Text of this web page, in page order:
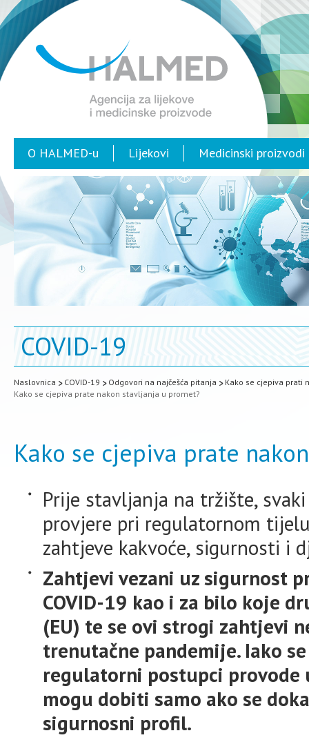
O HALMED-u Lijekovi Medicinski proizvodi
COVID-19
Naslovnica COVID-19 Odgovori na najčešća pitanja
Kako se cjepiva prati
Kako se cjepiva prate nakon stavljanja u promet?
Kako se cjepiva prate
Prije stavljanja na tržište,
provjere pri regulatornom
zahtjeve kakvoće, sigurnosti i
Zahtjevi vezani uz sigurnost
COVID-19 kao i za bilo koje
(EU) te se ovi strogi zahtjevi
trenutačne pandemije. Iako
regulatorni postupci provode
mogu dobiti samo ako se
sigurnosni profil.